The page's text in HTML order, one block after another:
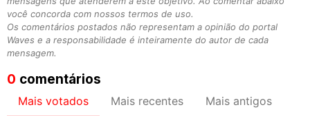
você concorda com nossos termos de uso.
Os comentários postados não representam a opinião do portal
Waves e a responsabilidade é inteiramente do autor de cada
mensagem.
0 comentários
Mais votados Mais recentes Mais antigos